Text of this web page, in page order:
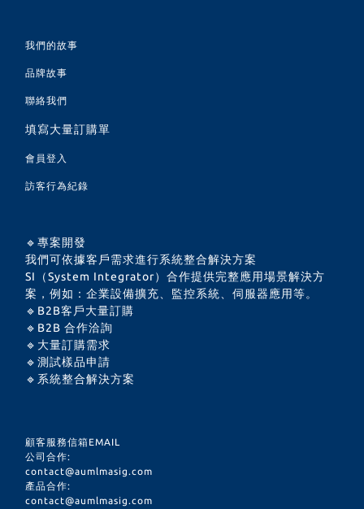
我們的故事
品牌故事
聯絡我們
填寫大量訂購單
會員登入
訪客行為紀錄
🔹專案開發
我們可依據客戶需求進行系統整合解決方案
SI（System Integrator）合作提供完整應用場景解決方
案，例如：企業設備擴充、監控系統、伺服器應用等。
🔹B2B客戶大量訂購
🔹B2B 合作洽詢
🔹大量訂購需求
🔹測試樣品申請
🔹系統整合解決方案
顧客服務信箱EMAIL
公司合作:
contact@aumlmasig.com
產品合作:
contact@aumlmasig.com